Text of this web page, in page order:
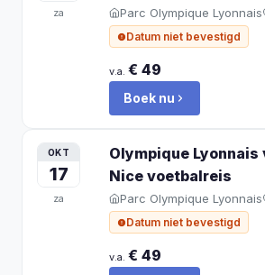
za Parc Olympique Lyonnais
Datum niet bevestigd
v.a. € 49
Boek nu
OKT
17
za
Olympique Lyonnais
Nice voetbalreis
Parc Olympique Lyonnais
Datum niet bevestigd
v.a. € 49